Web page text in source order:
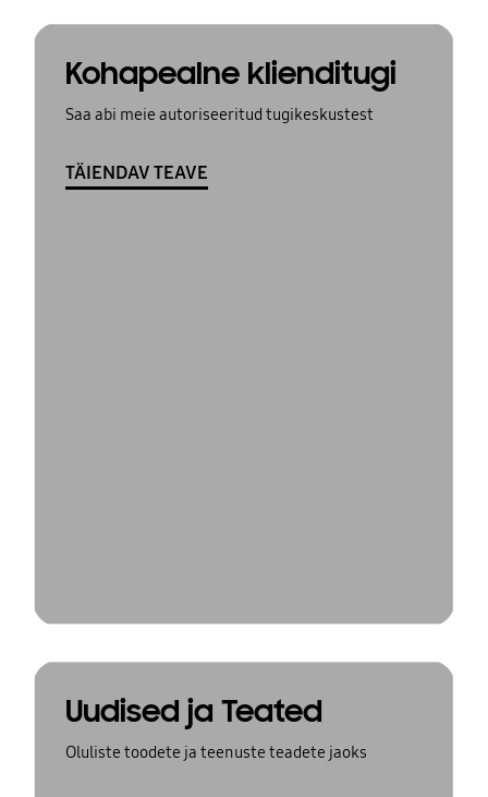
Kohapealne klienditugi
Saa abi meie autoriseeritud tugikeskustest
TÄIENDAV TEAVE
Uudised ja Teated
Oluliste toodete ja teenuste teadete jaoks